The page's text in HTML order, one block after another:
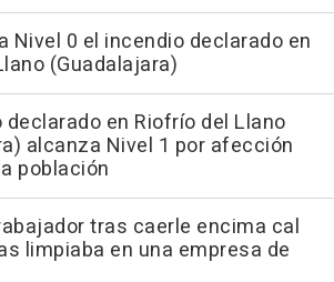
Nivel 0 el incendio declarado en
(Guadalajara)
declarado en Riofrío del Llano
alcanza Nivel 1 por afección
población
tras caerle encima cal
limpiaba en una empresa de